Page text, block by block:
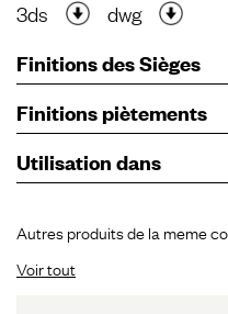
3ds dwg
Finitions des Sièges
Finitions piètements
Utilisation dans
Autres produits de la meme
Voir tout